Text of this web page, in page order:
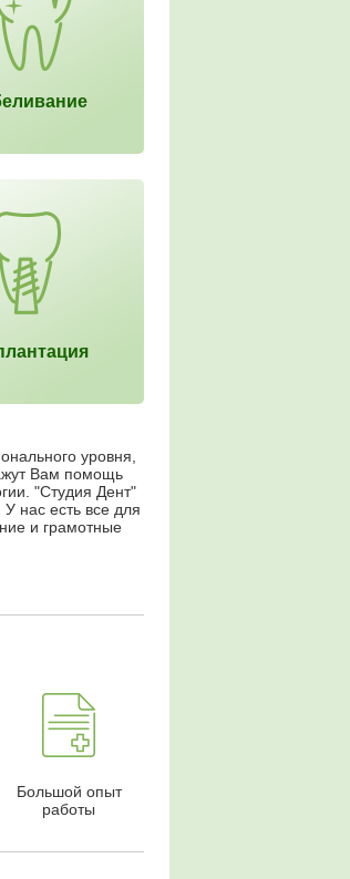
уровня,
Вам помощь
"Студия Дент"
нас есть все для
и грамотные
Большой опыт
работы